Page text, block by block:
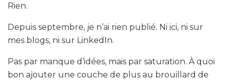
Rien.
Depuis septembre, je n’ai rien publié. Ni ici, ni sur
mes blogs, ni sur LinkedIn.
Pas par manque d’idées, mais par saturation. À quoi
bon ajouter une couche de plus au brouillard de